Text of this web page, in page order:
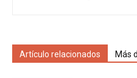
Artículo relacionados Más